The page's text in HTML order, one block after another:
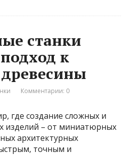
станки
к
Комментарии: 0
где создание сложных и
изделий – от миниатюрных
архитектурных
точным и